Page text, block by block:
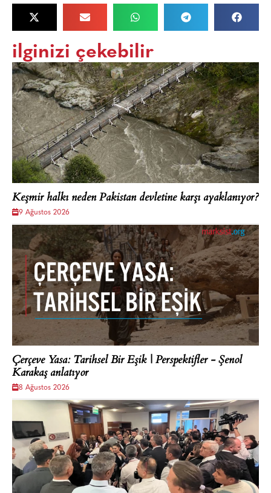
ilginizi çekebilir
Keşmir halkı neden Pakistan devletine karşı ayaklanıyor?
9 Ağustos 2026
Çerçeve Yasa: Tarihsel Bir Eşik | Perspektifler - Şenol
Karakaş anlatıyor
8 Ağustos 2026